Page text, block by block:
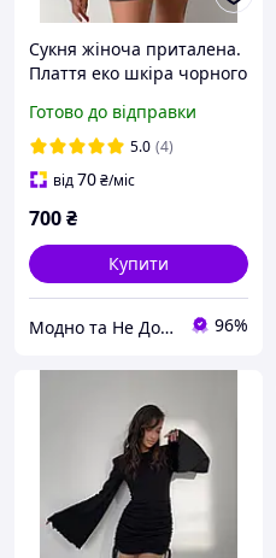
Сукня жіноча приталена.
Плаття еко шкіра чорного
Розмір: 42-44; 46-48
Готово до відправки
5.0 (4)
від70₴/міс
700₴
Купити
Модно та Не Дорого 96%